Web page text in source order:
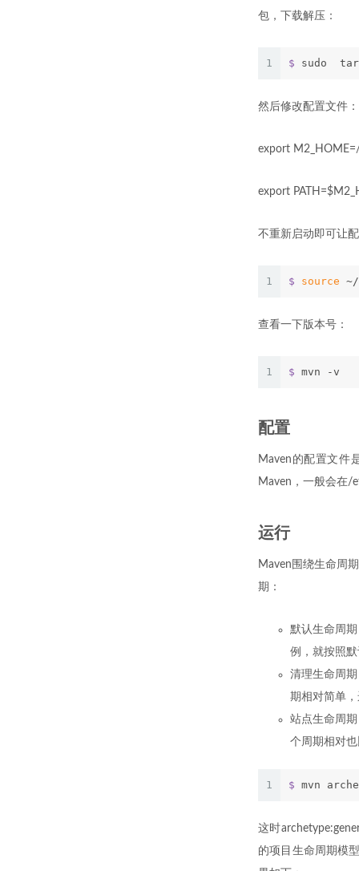
包，下载解压：
1 $ sudo
然后修改配置文件
export
export
不重新启动即可让
1 $ source
查看一下版本号：
1 $ mvn -v
配置
Maven的配置文件
Maven，一般会在/
运行
Maven围绕生命周
期：
默认生命周
例，就按照
清理生命周
期相对简单
站点生命周
个周期相对
1 $ mvn
这时
的项目生命周期模